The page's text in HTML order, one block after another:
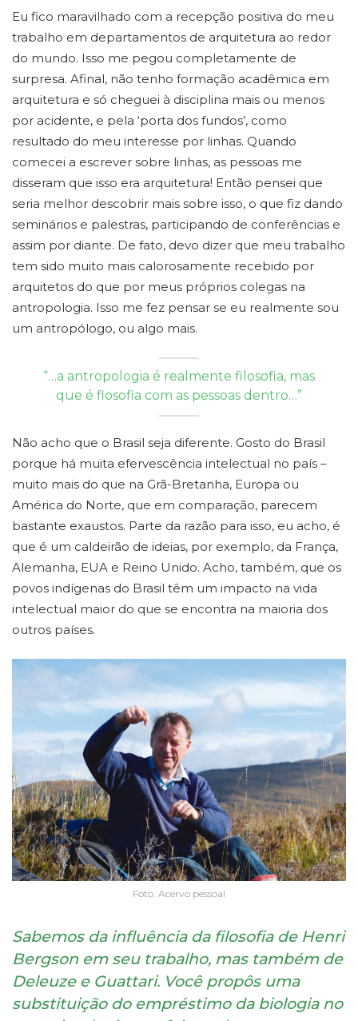
Eu fico maravilhado com a recepção positiva do meu
trabalho em departamentos de arquitetura ao redor
do mundo. Isso me pegou completamente de
surpresa. Afinal, não tenho formação acadêmica em
arquitetura e só cheguei à disciplina mais ou menos
por acidente, e pela ‘porta dos fundos’, como
resultado do meu interesse por linhas. Quando
comecei a escrever sobre linhas, as pessoas me
disseram que isso era arquitetura! Então pensei que
seria melhor descobrir mais sobre isso, o que fiz dando
seminários e palestras, participando de conferências e
assim por diante. De fato, devo dizer que meu trabalho
tem sido muito mais calorosamente recebido por
arquitetos do que por meus próprios colegas na
antropologia. Isso me fez pensar se eu realmente sou
um antropólogo, ou algo mais.
“…a antropologia é realmente filosofia, mas
que é flosofia com as pessoas dentro…”
Não acho que o Brasil seja diferente. Gosto do Brasil
porque há muita efervescência intelectual no país –
muito mais do que na Grã-Bretanha, Europa ou
América do Norte, que em comparação, parecem
bastante exaustos. Parte da razão para isso, eu acho, é
que é um caldeirão de ideias, por exemplo, da França,
Alemanha, EUA e Reino Unido. Acho, também, que os
povos indígenas do Brasil têm um impacto na vida
intelectual maior do que se encontra na maioria dos
outros países.
Foto: Acervo pessoal
Sabemos da influência da filosofia de Henri
Bergson em seu trabalho, mas também de
Deleuze e Guattari. Você propôs uma
substituição do empréstimo da biologia no